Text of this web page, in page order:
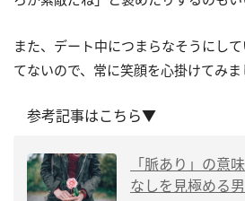
また、デート中につまらなそうにし
てないので、常に笑顔を心掛けてみま
参考記事はこちら▼
「脈あり」の
なしを見極める